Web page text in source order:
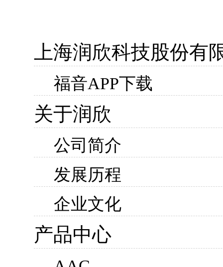
上海润欣科技股份有
福音APP下载
关于润欣
公司简介
发展历程
企业文化
产品中心